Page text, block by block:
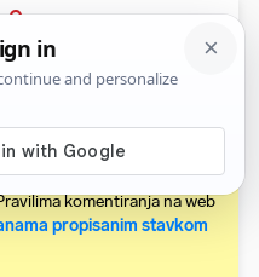
PRIJAVA
Relevantni
članke obvezan je
komentiranja na web
propisanim stavkom